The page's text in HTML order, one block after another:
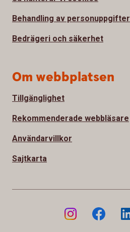
Behandling av personuppgifter
Bedrägeri och säkerhet
Om webbplatsen
Tillgänglighet
Rekommenderade webbläsare
Användarvillkor
Sajtkarta